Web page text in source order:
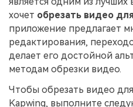
хочет обрезать видео
приложение предлагает
редактирования,
делает его достойной
методам обрезки видео.
Чтобы обрезать видео
Kapwing, выполните